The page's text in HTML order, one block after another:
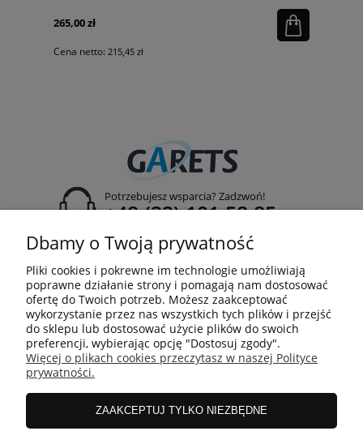
265,00 zł
Cena netto: 215,45 zł
Potrzebujesz wsparcia? Zadzwoń!
+48 (22) 101 58 85
rejestracja projektu:
projekty@garets.pl
adres:
Jordanowska 2A
04-204 Warszawa
FIRMA
Dbamy o Twoją prywatność
Pliki cookies i pokrewne im technologie umożliwiają
poprawne działanie strony i pomagają nam dostosować
ofertę do Twoich potrzeb. Możesz zaakceptować
wykorzystanie przez nas wszystkich tych plików i przejść
do sklepu lub dostosować użycie plików do swoich
preferencji, wybierając opcję "Dostosuj zgody".
Więcej o plikach cookies przeczytasz w naszej Polityce
prywatności.
ZAAKCEPTUJ TYLKO NIEZBĘDNE